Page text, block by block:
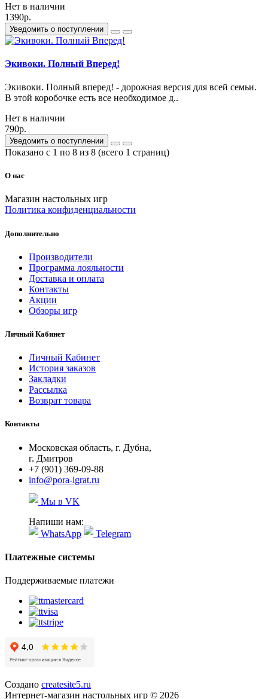
Нет в наличии
1390р.
Уведомить о поступлении
Экивоки. Полный Вперед!
Экивоки. Полный вперед! - дорожная версия для всей семьи.
В этой коробочке есть все необходимое д..
Нет в наличии
790р.
Уведомить о поступлении
Показано с 1 по 8 из 8 (всего 1 страниц)
О нас
Магазин настольных игр
Политика конфиденциальности
Дополнительно
Производители
Программа лояльности
Доставка и оплата
Контакты
Акции
Обзоры игр
Личный Кабинет
Личный Кабинет
История заказов
Закладки
Рассылка
Возврат товара
Контакты
Московская область, г. Дубна,
г. Дмитров
+7 (901) 369-09-88
info@pora-igrat.ru
Мы в VK
Напиши нам:
WhatsApp
Telegram
Платежные системы
Поддерживаемые платежи
Создано createsite5.ru
Интернет-магазин настольных игр © 2026